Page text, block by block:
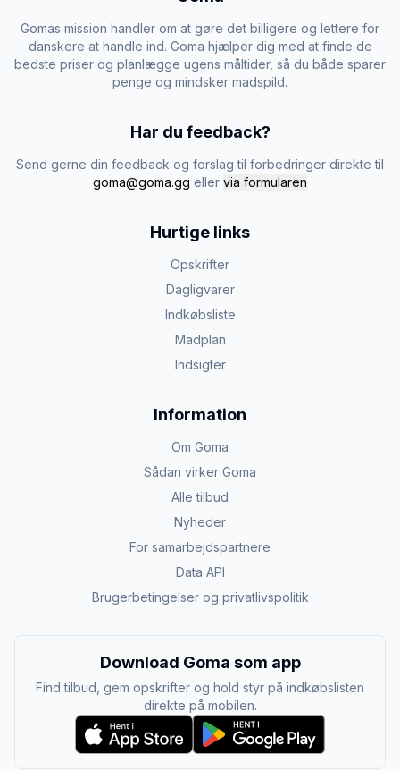
Gomas mission handler om at gøre det billigere og lettere for
danskere at handle ind. Goma hjælper dig med at finde de
bedste priser og planlægge ugens måltider, så du både sparer
penge og mindsker madspild.
Har du feedback?
Send gerne din feedback og forslag til forbedringer direkte til
goma@goma.gg eller via formularen
Hurtige links
Opskrifter
Dagligvarer
Indkøbsliste
Madplan
Indsigter
Information
Om Goma
Sådan virker Goma
Alle tilbud
Nyheder
For samarbejdspartnere
Data API
Brugerbetingelser og privatlivspolitik
Download Goma som app
Find tilbud, gem opskrifter og hold styr på indkøbslisten
direkte på mobilen.